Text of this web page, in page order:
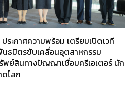
ะกาศความพร้อม เตรียมเปิดเวที
นธมิตรขับเคลื่อนอุตสาหกรรม
พย์สินทางปัญญาเชื่อมครีเอเตอร์ นัก
โลก